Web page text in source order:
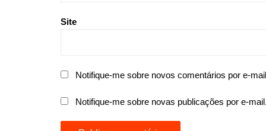
Site
Notifique-me sobre novos comentários por e-
Notifique-me sobre novas publicações por e-